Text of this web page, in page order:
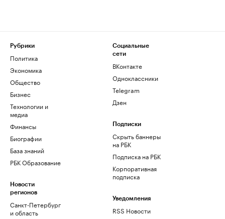
Рубрики
Политика
Экономика
Общество
Бизнес
Технологии и
медиа
Финансы
Биографии
База знаний
РБК Образование
Новости
регионов
Санкт-Петербург
и область
Социальные
сети
ВКонтакте
Одноклассники
Telegram
Дзен
Подписки
Скрыть баннеры
на РБК
Подписка на РБК
Корпоративная
подписка
Уведомления
RSS Новости